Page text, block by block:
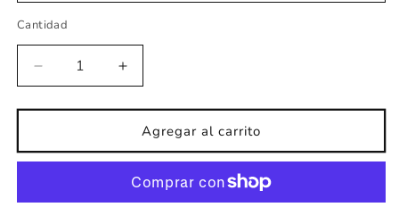
Cantidad
Reducir
cantidad
para
infantil
Duende
Aumentar
cantidad
para
Lámina
infantil
Duende
mágico
Agregar al carrito